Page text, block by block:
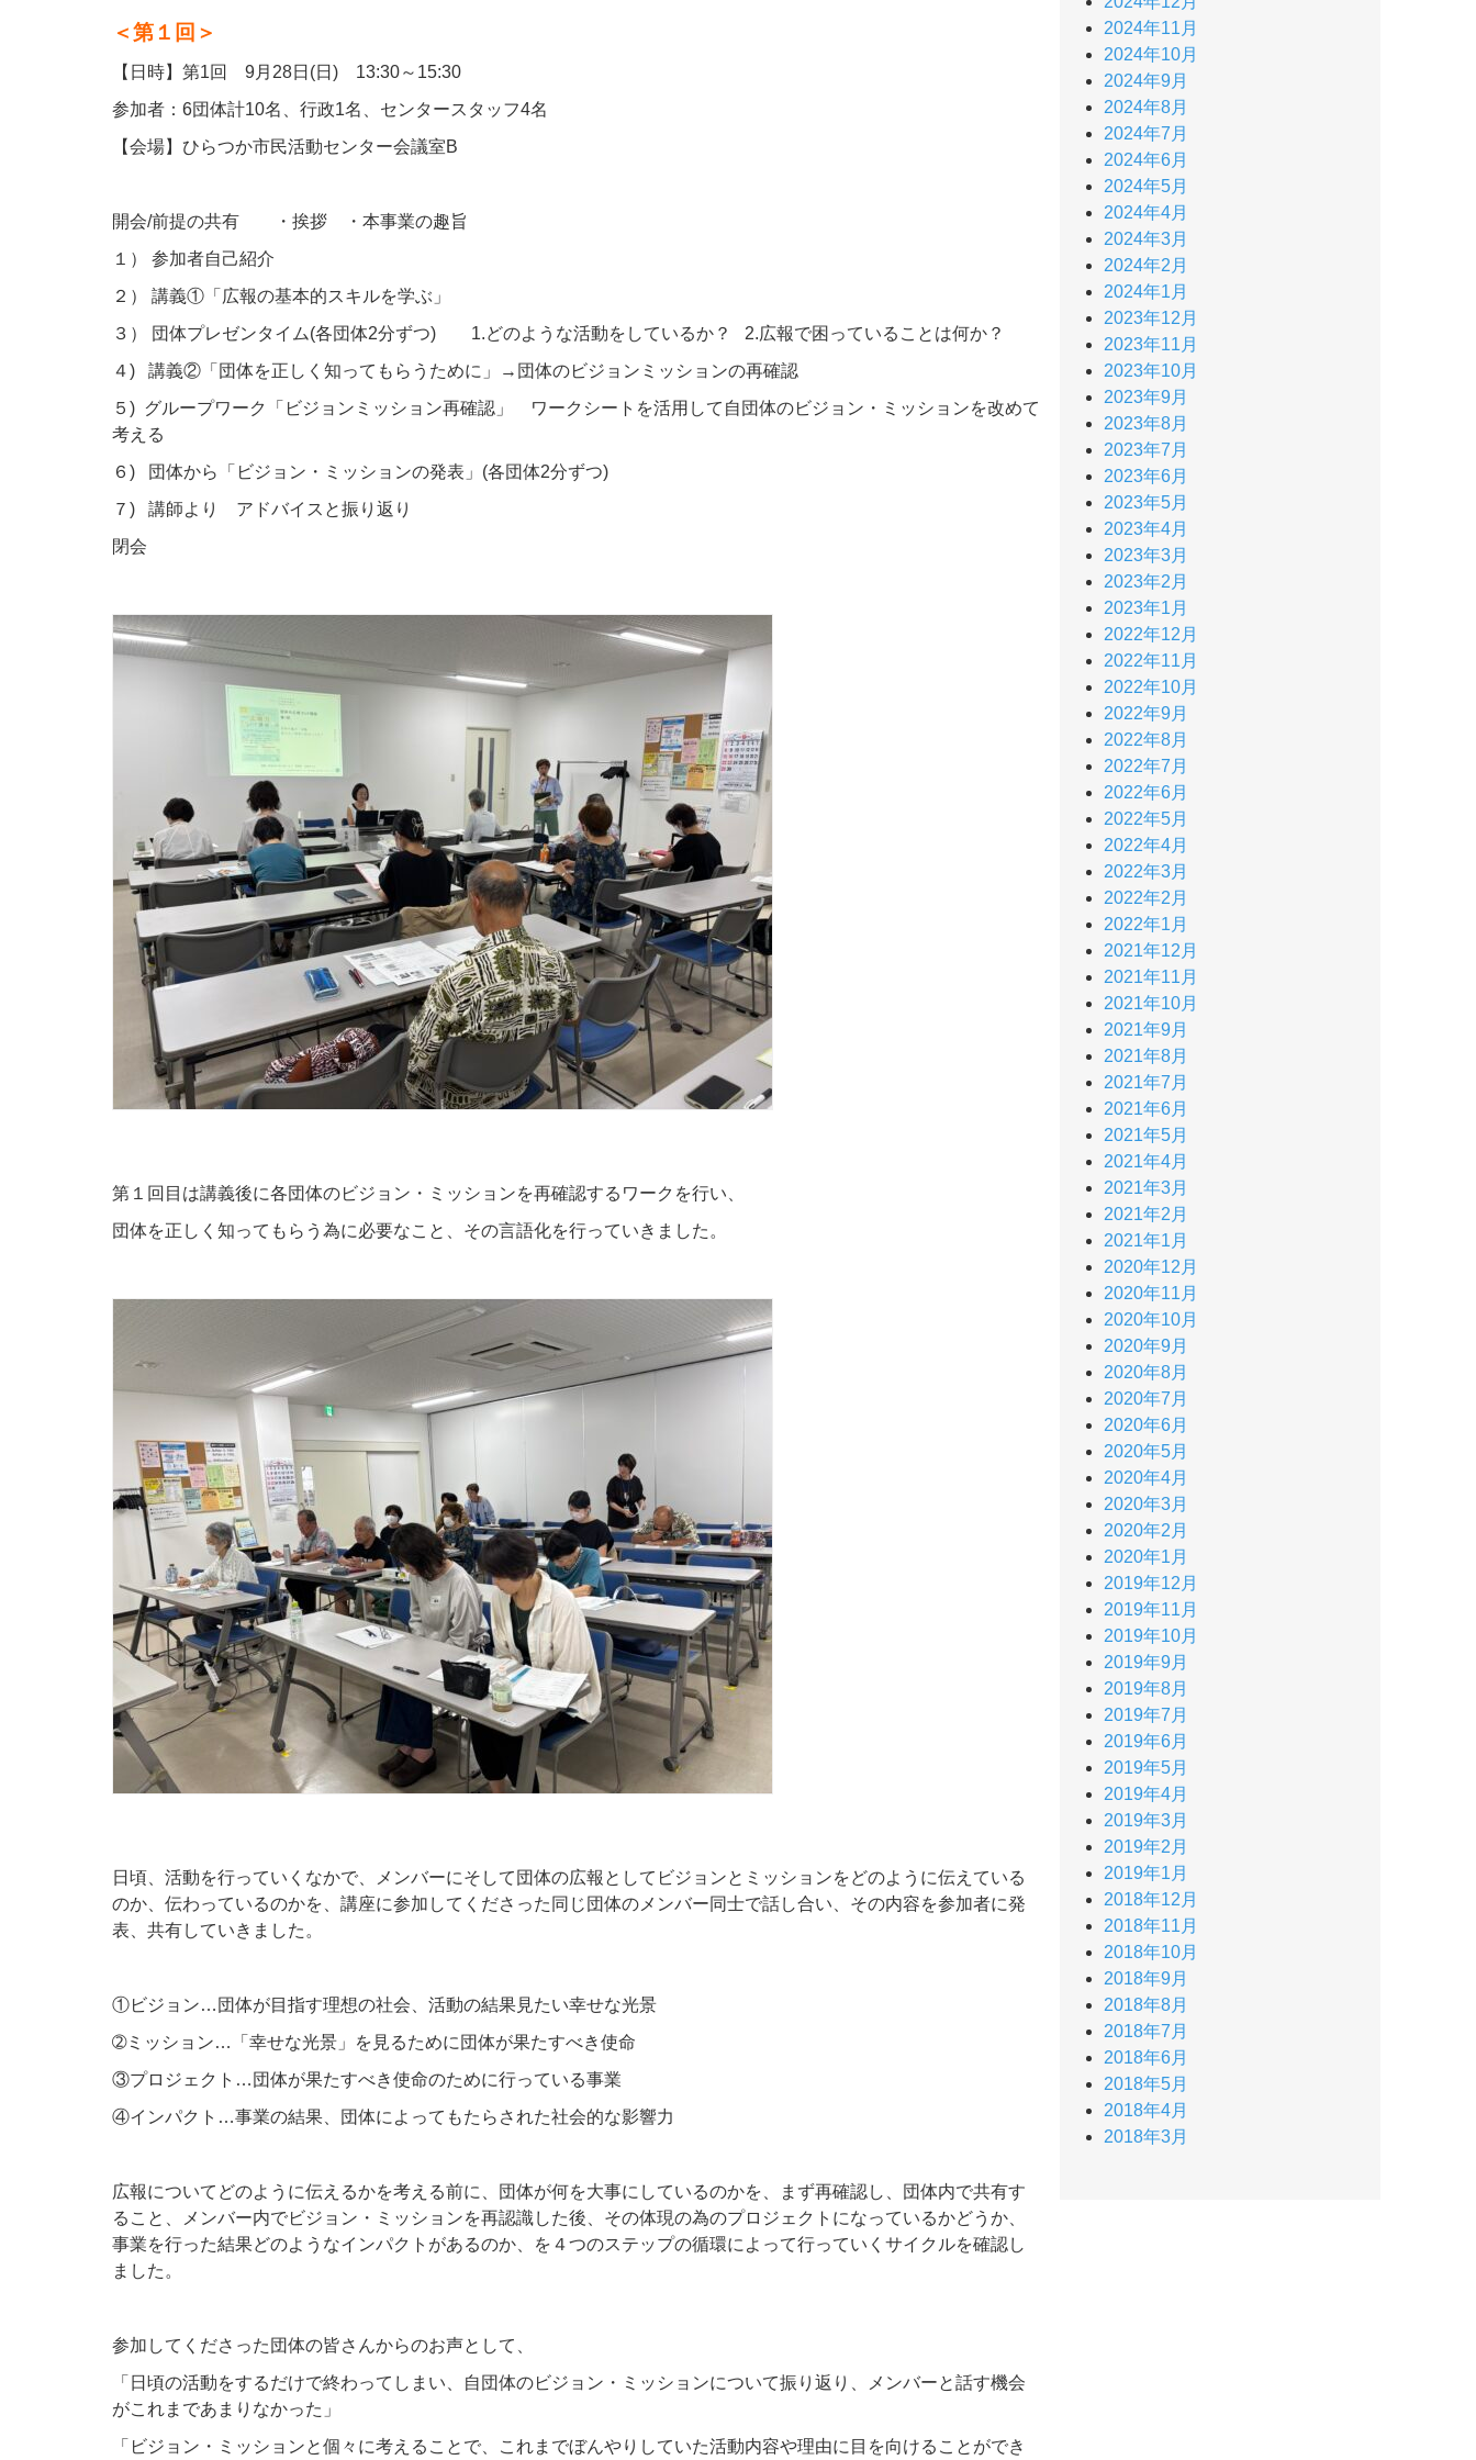
＜第１回＞
【日時】第1回 9月28日(日) 13:30～15:30
参加者：6団体計10名、 行政1名、 センタースタッフ4名
【会場】ひらつか市民活動センター会議室B
開会/前提の共有 ・挨拶 ・本事業の趣旨
１） 参加者自己紹介
２） 講義①「広報の基本的スキルを学ぶ」
３） 団体プレゼンタイム(各団体2分ずつ) 1.どのような活動をしているか？ 2.広報で困っていることは何か？
４) 講義②「団体を正しく知ってもらうために」→団体のビジョンミッションの再確認
５) グループワーク「ビジョンミッション再確認」 ワークシートを活用して自団体のビジョン・ミッションを改めて
考える
６) 団体から「ビジョン・ミッションの発表」(各団体2分ずつ)
７) 講師より アドバイスと振り返り
閉会
第１回目は講義後に各団体のビジョン・ミッションを再確認するワークを行い、
団体を正しく知ってもらう為に必要なこと、その言語化を行っていきました。
日頃、活動を行っていくなかで、メンバーにそして団体の広報としてビジョンとミッションをどのように伝えている
のか、伝わっているのかを、講座に参加してくださった同じ団体のメンバー同士で話し合い、その内容を参加者に発
表、共有していきました。
①ビジョン…団体が目指す理想の社会、活動の結果見たい幸せな光景
➁ミッション…「幸せな光景」を見るために団体が果たすべき使命
③プロジェクト…団体が果たすべき使命のために行っている事業
④インパクト…事業の結果、団体によってもたらされた社会的な影響力
広報についてどのように伝えるかを考える前に、団体が何を大事にしているのかを、まず再確認し、団体内で共有す
ること、メンバー内でビジョン・ミッションを再認識した後、その体現の為のプロジェクトになっているかどうか、
事業を行った結果どのようなインパクトがあるのか、を４つのステップの循環によって行っていくサイクルを確認し
ました。
参加してくださった団体の皆さんからのお声として、
「日頃の活動をするだけで終わってしまい、自団体のビジョン・ミッションについて振り返り、メンバーと話す機会
がこれまであまりなかった」
「ビジョン・ミッションと個々に考えることで、これまでぼんやりしていた活動内容や理由に目を向けることができ
2024年11月
2024年10月
2024年9月
2024年8月
2024年7月
2024年6月
2024年5月
2024年4月
2024年3月
2024年2月
2024年1月
2023年12月
2023年11月
2023年10月
2023年9月
2023年8月
2023年7月
2023年6月
2023年5月
2023年4月
2023年3月
2023年2月
2023年1月
2022年12月
2022年11月
2022年10月
2022年9月
2022年8月
2022年7月
2022年6月
2022年5月
2022年4月
2022年3月
2022年2月
2022年1月
2021年12月
2021年11月
2021年10月
2021年9月
2021年8月
2021年7月
2021年6月
2021年5月
2021年4月
2021年3月
2021年2月
2021年1月
2020年12月
2020年11月
2020年10月
2020年9月
2020年8月
2020年7月
2020年6月
2020年5月
2020年4月
2020年3月
2020年2月
2020年1月
2019年12月
2019年11月
2019年10月
2019年9月
2019年8月
2019年7月
2019年6月
2019年5月
2019年4月
2019年3月
2019年2月
2019年1月
2018年12月
2018年11月
2018年10月
2018年9月
2018年8月
2018年7月
2018年6月
2018年5月
2018年4月
2018年3月